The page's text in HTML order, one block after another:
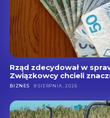
Rząd zdecydował w
Związkowcy chcieli
BIZNES 8 SIERPNIA, 2026